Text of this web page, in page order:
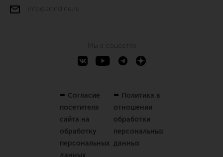
info@armsline.ru
Мы в соцсетях
✒ Согласие
посетителя
сайта на
обработку
персональных
данных
✒ Политика в
отношении
обработки
персональных
данных